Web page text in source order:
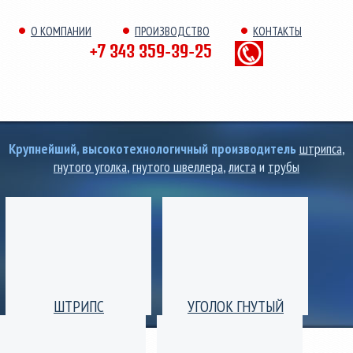
О КОМПАНИИ ПРОИЗВОДСТВО КОНТАКТЫ
+7 343 359-39-25
Крупнейший, высокотехнологичный производительштрипса,
гнутого уголка,гнутого швеллера,листаи трубы
ШТРИПС УГОЛОК ГНУТЫЙ